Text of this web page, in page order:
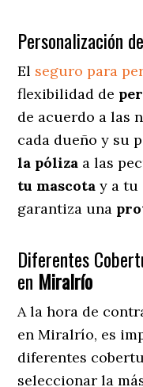
Personalización
El seguro para
flexibilidad de
de acuerdo a las
cada dueño y su
la póliza a las
tu mascota y a tu
garantiza una
Diferentes
en Miralrío
A la hora de
en Miralrío, es
diferentes
seleccionar la